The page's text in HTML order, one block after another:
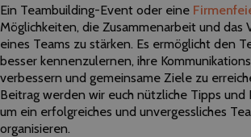
Ein Teambuilding-Event oder eine
Möglichkeiten, die Zusammenarbeit und das
eines Teams zu stärken. Es ermöglicht den
besser kennenzulernen, ihre
verbessern und gemeinsame Ziele zu
Beitrag werden wir euch nützliche Tipps und
um ein erfolgreiches und unvergessliches
organisieren.